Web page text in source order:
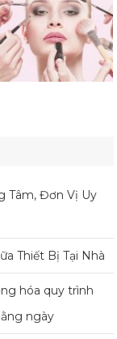
Tâm, Đơn Vị Uy
Thiết Bị Tại Nhà
hóa quy trình
ngày